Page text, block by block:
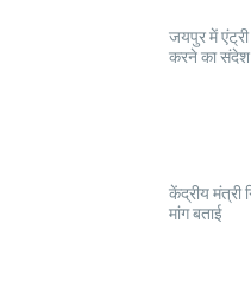
जयपुर में
करने का संदेश
केंद्रीय मंत्री
मांग बताई